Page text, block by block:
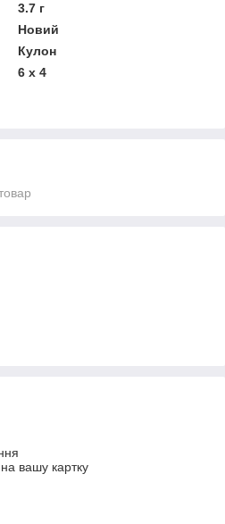
3.7 г
Новий
Кулон
6 х 4
вашу картку